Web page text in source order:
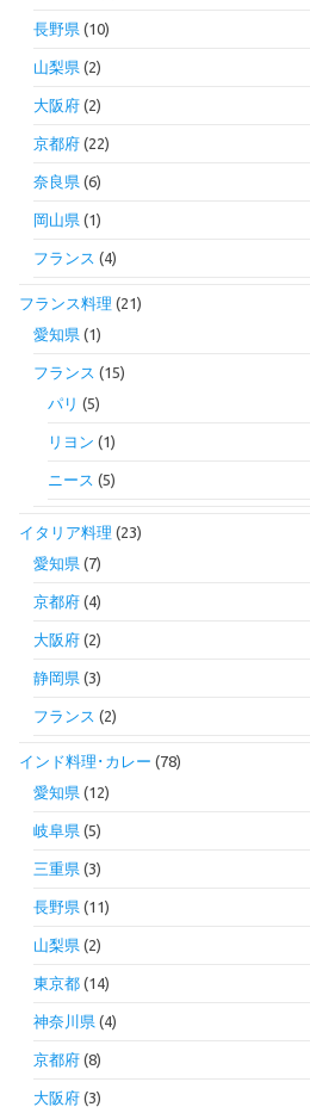
長野県(10)
山梨県(2)
大阪府(2)
京都府(22)
奈良県(6)
岡山県(1)
フランス (4)
フランス料理 (21)
愛知県(1)
フランス (15)
パリ (5)
リヨン (1)
ニース (5)
イタリア料理 (23)
愛知県(7)
京都府(4)
大阪府(2)
静岡県(3)
フランス (2)
インド料理･カレー (78)
愛知県(12)
岐阜県(5)
三重県(3)
長野県(11)
山梨県(2)
東京都(14)
神奈川県(4)
京都府(8)
大阪府(3)